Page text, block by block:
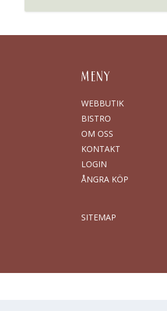
MENY
WEBBUTIK
BISTRO
OM OSS
KONTAKT
LOGIN
ÅNGRA KÖP
SITEMAP